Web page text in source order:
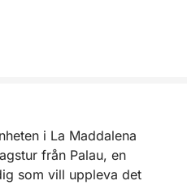
i La Maddalena
från Palau, en
som vill uppleva det